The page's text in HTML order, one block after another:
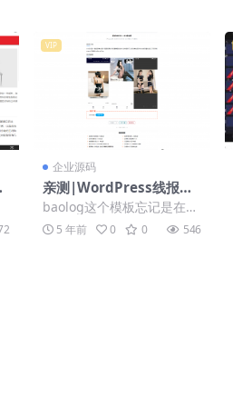
VIP
企业源码
亲测|WordPress线报活
动薅羊毛网站模板baolog
源码免费下载
baolog这个模板忘记是在哪
里弄到的了，试了一下，非
常简洁，不足的地方可能就
5 年前 0 0 546